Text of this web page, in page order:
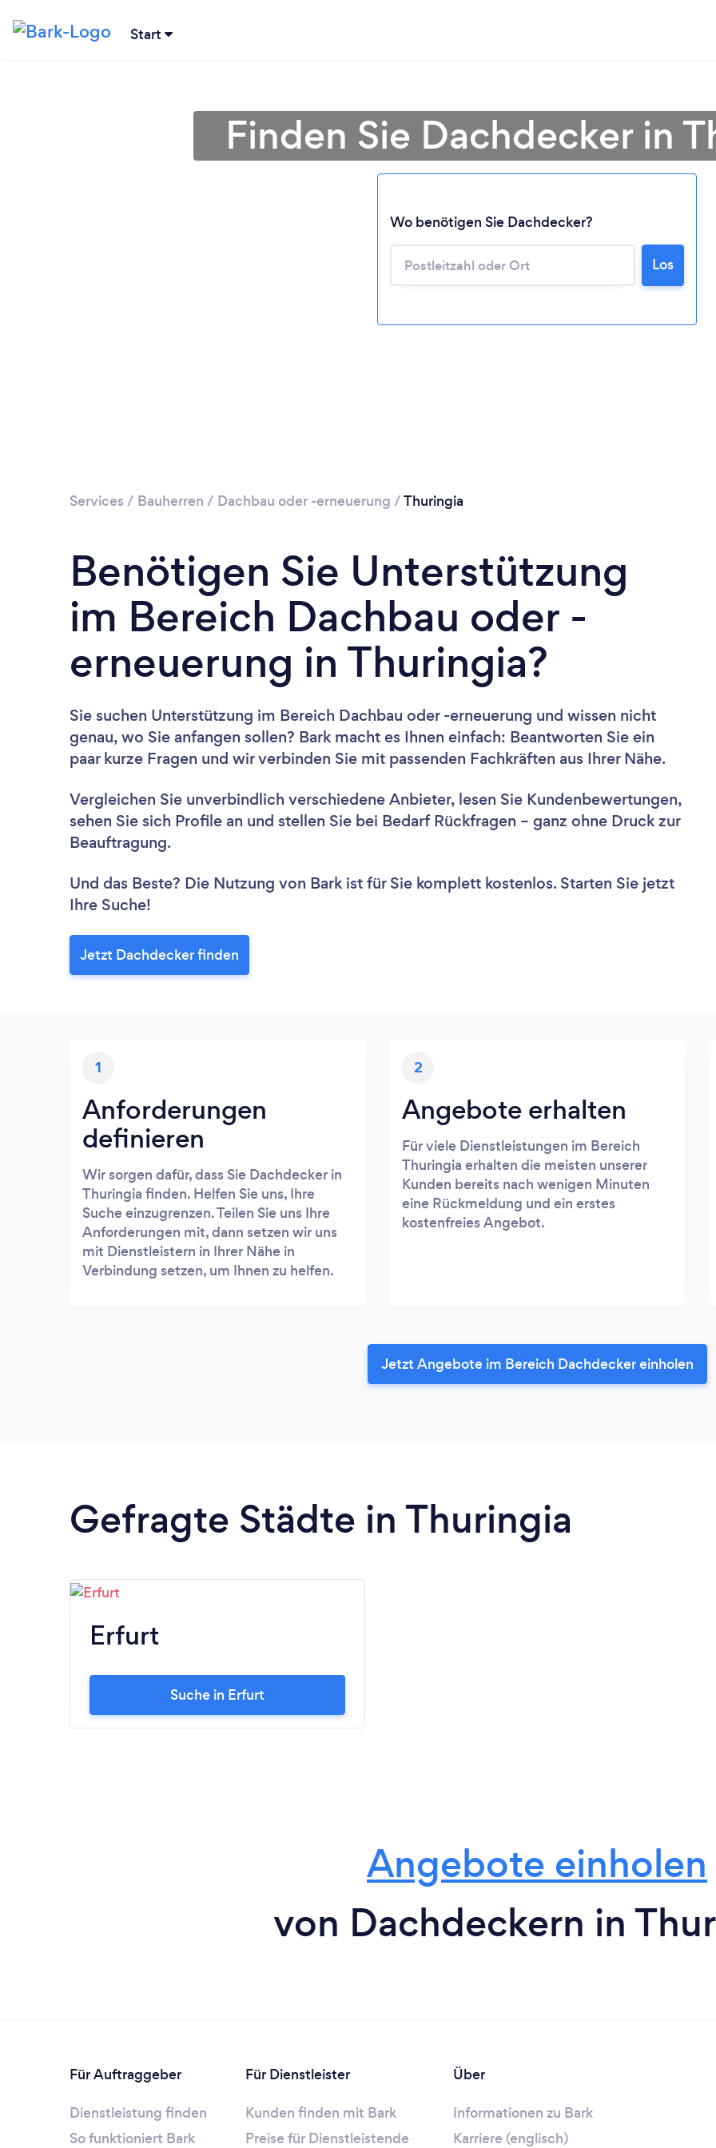
Start
Lädt ...
Finden Sie Dachdecker in
Wo benötigen Sie Dachdecker?
Los
Services / Bauherren / Dachbau oder -erneuerung /Thuringia
Benötigen Sie Unterstützung
im Bereich Dachbau oder -
erneuerung in Thuringia?
Sie suchen Unterstützung im Bereich Dachbau oder -erneuerung und wissen nicht
genau, wo Sie anfangen sollen? Bark macht es Ihnen einfach: Beantworten Sie ein
paar kurze Fragen und wir verbinden Sie mit passenden Fachkräften aus Ihrer Nähe.
Vergleichen Sie unverbindlich verschiedene Anbieter, lesen Sie Kundenbewertungen,
sehen Sie sich Profile an und stellen Sie bei Bedarf Rückfragen – ganz ohne Druck zur
Beauftragung.
Und das Beste? Die Nutzung von Bark ist für Sie komplett kostenlos. Starten Sie jetzt
Ihre Suche!
Jetzt Dachdecker finden
1
Anforderungen
definieren
Wir sorgen dafür, dass Sie Dachdecker in
Thuringia finden. Helfen Sie uns, Ihre
Suche einzugrenzen. Teilen Sie uns Ihre
Anforderungen mit, dann setzen wir uns
mit Dienstleistern in Ihrer Nähe in
Verbindung setzen, um Ihnen zu helfen.
2
Angebote erhalten
Für viele Dienstleistungen im Bereich
Thuringia erhalten die meisten unserer
Kunden bereits nach wenigen Minuten
eine Rückmeldung und ein erstes
kostenfreies Angebot.
Jetzt Angebote im Bereich Dachdecker einholen
Gefragte Städte in Thuringia
Erfurt
Suche in Erfurt
Angebote einholen
von Dachdeckern in
Für Auftraggeber
Dienstleistung finden
So funktioniert Bark
Für Dienstleister
Kunden finden mit Bark
Preise für Dienstleistende
Über
Informationen zu Bark
Karriere (englisch)